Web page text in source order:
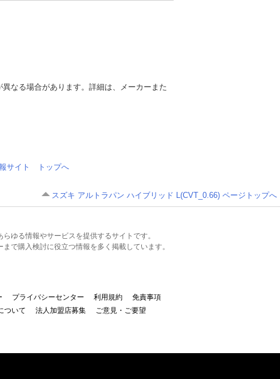
なる場合があります。詳細は、メーカーまた
サイト トップへ
スズキ アルトラパン ハイブリッド L(CVT_0.66) ページトップへ
ゆる情報やサービスを提供するサイトです。
で購入検討に役立つ情報を多く掲載しています。
プライバシーセンター 利用規約
免責事項
ついて 法人加盟店募集
ご意見・ご要望